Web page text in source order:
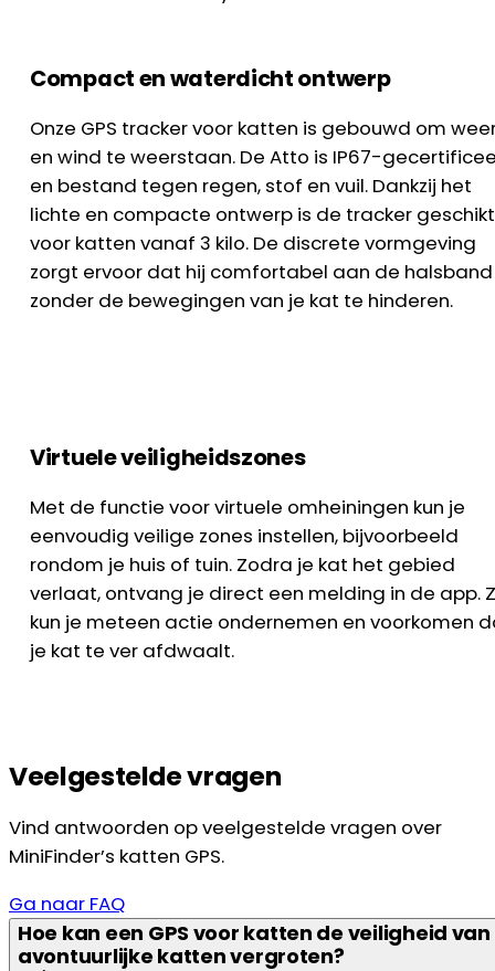
Compact en waterdicht ontwerp
Onze GPS tracker voor katten is gebouwd om
en wind te weerstaan. De Atto is IP67-
en bestand tegen regen, stof en vuil. Dankzij het
lichte en compacte ontwerp is de tracker geschikt
voor katten vanaf 3 kilo. De discrete vormgeving
zorgt ervoor dat hij comfortabel aan de
zonder de bewegingen van je kat te hinderen.
Virtuele veiligheidszones
Met de functie voor virtuele omheiningen kun je
eenvoudig veilige zones instellen, bijvoorbeeld
rondom je huis of tuin. Zodra je kat het gebied
verlaat, ontvang je direct een melding in de app.
kun je meteen actie ondernemen en voorkomen
je kat te ver afdwaalt.
Veelgestelde vragen
Vind antwoorden op veelgestelde vragen over
MiniFinder’s katten GPS.
Ga naar FAQ
Hoe kan een GPS voor katten de veiligheid van
avontuurlijke katten vergroten?